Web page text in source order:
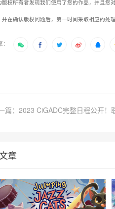
版权所有者发现我们使用了您的作品，并且您
并在确认版权问题后，第一时间采取相应的处
章